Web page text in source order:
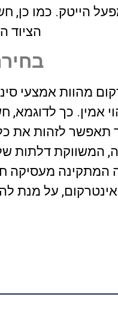
הייטק. כמו
הציוד
מהוות אמצעי
אמין. כך לדוגמא,
תאפשר לזהות את
המשווקת דלתות של
המתקינה מעסיקה
על מנת